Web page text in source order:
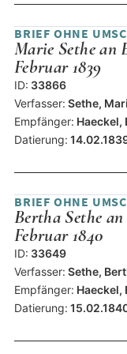
BRIEF OHNE
Marie Sethe an
Februar 1839
ID: 33866
Verfasser: Sethe,
Empfänger: Haeckel,
Datierung:
BRIEF OHNE
Bertha Sethe
Februar 1840
ID: 33649
Verfasser: Sethe,
Empfänger: Haeckel,
Datierung: